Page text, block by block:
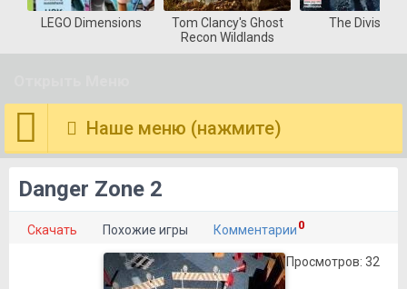
LEGO Dimensions
Tom Clancy's Ghost
Recon Wildlands
The Division
Наше меню (нажмите)
Danger Zone 2
Скачать Похожие игры Комментарии 0
Просмотров: 32